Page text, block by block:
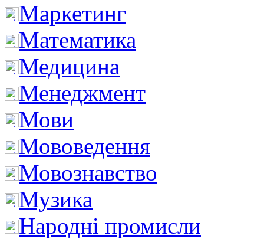
Маркетинг
Математика
Медицина
Менеджмент
Мови
Мововедення
Мовознавство
Музика
Народні промисли